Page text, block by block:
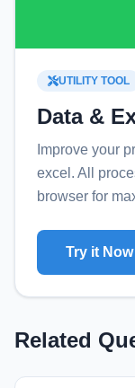
UTILITY TOOL
Data &
Improve your
excel . All
browser for
Try it Now
Related